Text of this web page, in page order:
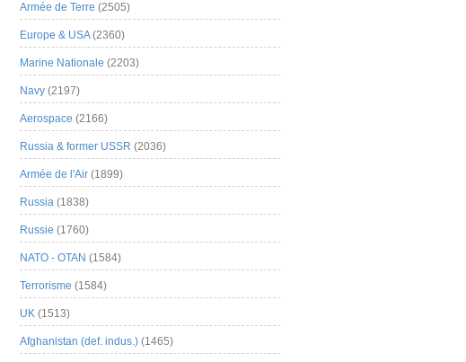
Armée de Terre (2505)
Europe & USA(2360)
Marine Nationale (2203)
Navy (2197)
Aerospace (2166)
Russia & former USSR (2036)
Armée de l'Air (1899)
Russia (1838)
Russie (1760)
NATO - OTAN (1584)
Terrorisme (1584)
UK (1513)
Afghanistan (def. indus.) (1465)